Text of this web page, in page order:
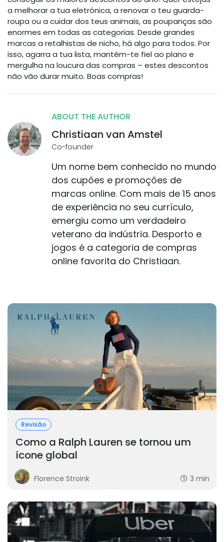
a melhorar a tua eletrónica, a renovar o teu guarda-
roupa ou a cuidar dos teus animais, as poupanças são
enormes em todas as categorias. Desde grandes
marcas a retalhistas de nicho, há algo para todos. Por
isso, agarra a tua lista, mantém-te fiel ao plano e
mergulha na loucura das compras – estes descontos
não vão durar muito. Boas compras!
ABOUT THE AUTHOR
Christiaan van Amstel
Co-founder
Um nome bem conhecido no mundo
dos cupões e promoções de
marcas online. Com mais de 15 anos
de experiência no seu currículo,
emergiu como um verdadeiro
veterano da indústria. Desporto e
jogos é a categoria de compras
online favorita do Christiaan.
Revisão
Como a Ralph Lauren se tornou um
ícone global
Florence Stroink 3 min